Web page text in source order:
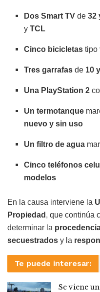
Dos Smart TV de32
yTCL
Cinco bicicletas tipo
Tres garrafas de 10
Una PlayStation 2
Un termotanque
nuevo y sin uso
Un filtro de agua
Cinco teléfonos
modelos
En la causa interviene la
Propiedad , que continúa
determinar la
secuestrados y la
Te puede interesar:
Se viene